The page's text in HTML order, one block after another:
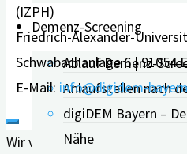
Demenz-Screening
Ablauf Demenz-
Anlaufstellen nach
digiDEM Bayern –
Nähe
(IZPH)
Friedrich-Alexander-
Schwabachanlage 6 | 91054
E-Mail: info@digidem-
Wir verwenden Cookies auf